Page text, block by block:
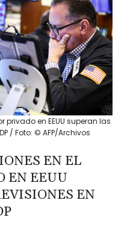
en EEUU superan las
/ Foto: © AFP/Archivos
EN EL
EN EEUU
EN